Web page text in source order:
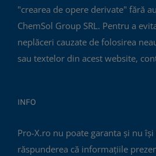
"crearea de opere derivate" fără
ChemSol Group SRL. Pentru a
neplăceri cauzate de folosirea
sau textelor din acest website,
INFO
Pro-X.ro nu poate garanta și nu
răspunderea că informațiile